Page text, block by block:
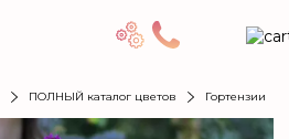
ПОЛНЫЙ каталог цветов Гортензии